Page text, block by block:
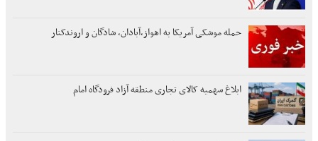
حمله موشکی آمریکا به اهواز،آبادان، شادگان و اروندکنار
ابلاغ سهمیه کالای تجاری منطقه آزاد فرودگاه امام